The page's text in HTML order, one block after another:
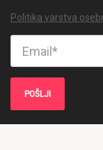
Politika varstva